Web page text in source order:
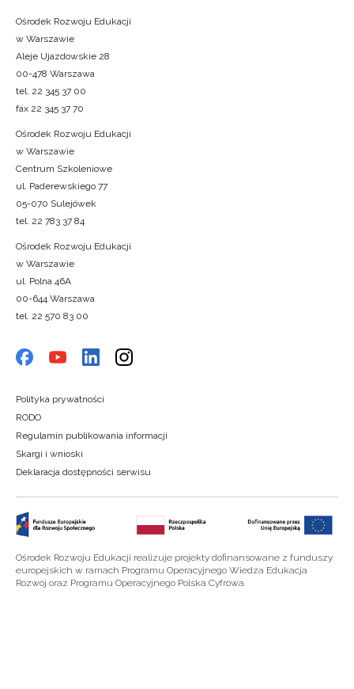
Ośrodek Rozwoju Edukacji
w Warszawie
Aleje Ujazdowskie 28
00-478 Warszawa
tel. 22 345 37 00
fax 22 345 37 70
Ośrodek Rozwoju Edukacji
w Warszawie
Centrum Szkoleniowe
ul. Paderewskiego 77
05-070 Sulejówek
tel. 22 783 37 84
Ośrodek Rozwoju Edukacji
w Warszawie
ul. Polna 46A
00-644 Warszawa
tel. 22 570 83 00
Polityka prywatności
RODO
Regulamin publikowania informacji
Skargi i wnioski
Deklaracja dostępności serwisu
Ośrodek Rozwoju Edukacji realizuje projekty dofinansowane z funduszy
europejskich w ramach Programu Operacyjnego Wiedza Edukacja
Rozwój oraz Programu Operacyjnego Polska Cyfrowa